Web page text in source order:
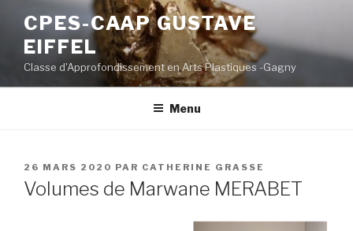
contenu
principal
CPES-CAAP GUSTAVE
EIFFEL
Classe d'Approfondissement en Arts Plastiques -Gagny
Menu
PUBLIÉ
LE
26 MARS 2020 PAR CATHERINE GRASSE
Volumes de Marwane MERABET